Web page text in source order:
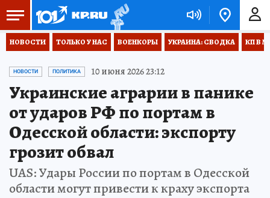
НОВОСТИ ТОЛЬКО У НАС ВОЕНКОРЫ УКРАИНА: СВОДКА КП В
НОВОСТИ ПОЛИТИКА 10 июня 2026 23:12
Украинские аграрии в панике
от ударов РФ по портам в
Одесской области: экспорту
грозит обвал
UAS: Удары России по портам в Одесской
области могут привести к краху экспорта